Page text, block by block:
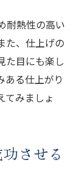
イント
ないコツ
ニック解
対処法
と裏ワザ
耐熱性の高い
た、仕上げの
た目にも楽し
ある仕上がり
てみましょ
させる